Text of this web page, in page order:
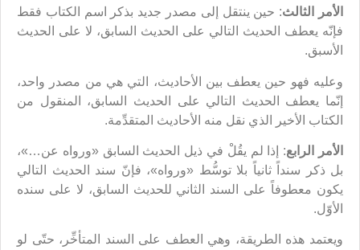
الأمر الثالث: حين ينتقل إلى مصدر جديد بذكر اسم الكتاب فقط
فإنّه يعطف الحديث التالي على الحديث السابق، لا على الحديث
الأسبق.
وعليه فهو حين يعطف بين الأحاديث، التي هي من مصدر واحد،
إنّما يعطف الحديث التالي على الحديث السابق، المنقول من
الكتاب الأخير الذي نقل منه الأحاديث المتقدِّمة.
الأمر الرابع: إذا لم يقُلْ في ذيل الحديث السابق «ورواه عن…»،
بل ذكر سنداً ثانياً بلا توسُّط «ورواه»، فإنّ سند الحديث التالي
يكون معطوفاً على السند الثاني للحديث السابق، لا على سنده
الأوّل.
ويعتمد هذه الطريقة، وهي العطف على السند المتأخِّر، حتّى لو